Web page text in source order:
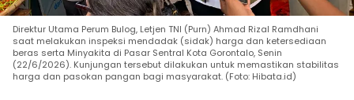
Direktur Utama Perum Bulog, Letjen TNI (Purn) Ahmad Rizal Ramdhani
saat melakukan inspeksi mendadak (sidak) harga dan ketersediaan
beras serta Minyakita di Pasar Sentral Kota Gorontalo, Senin
(22/6/2026). Kunjungan tersebut dilakukan untuk memastikan stabilitas
harga dan pasokan pangan bagi masyarakat. (Foto: Hibata.id)